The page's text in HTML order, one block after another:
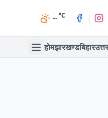
--°C |
होमझारखण्डबिहार